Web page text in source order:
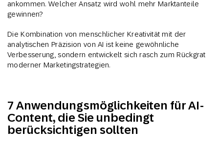
ankommen. Welcher Ansatz wird wohl mehr Marktanteile
gewinnen?
Die Kombination von menschlicher Kreativität mit der
analytischen Präzision von AI ist keine gewöhnliche
Verbesserung, sondern entwickelt sich rasch zum Rückgrat
moderner Marketingstrategien.
7 Anwendungsmöglichkeiten für AI-
Content, die Sie unbedingt
berücksichtigen sollten